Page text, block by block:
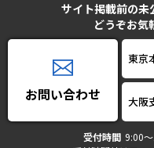
サイト掲載前の未
どうぞお気
お問い合わせ
東京
大阪
受付時間 9:00